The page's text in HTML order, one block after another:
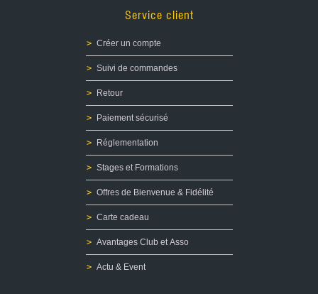
Service client
Créer un compte
Suivi de commandes
Retour
Paiement sécurisé
Réglementation
Stages et Formations
Offres de Bienvenue & Fidélité
Carte cadeau
Avantages Club et Asso
Actu & Event